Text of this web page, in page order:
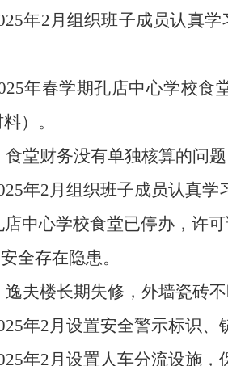
年2月组织班子成员认真
年春学期孔店中心学校食
）。
食堂财务没有单独核算的问
年2月组织班子成员认真
店中心学校食堂已停办，许
全存在隐患。
逸夫楼长期失修，外墙瓷砖
年2月设置安全警示标识
年2月设置人车分流设施，